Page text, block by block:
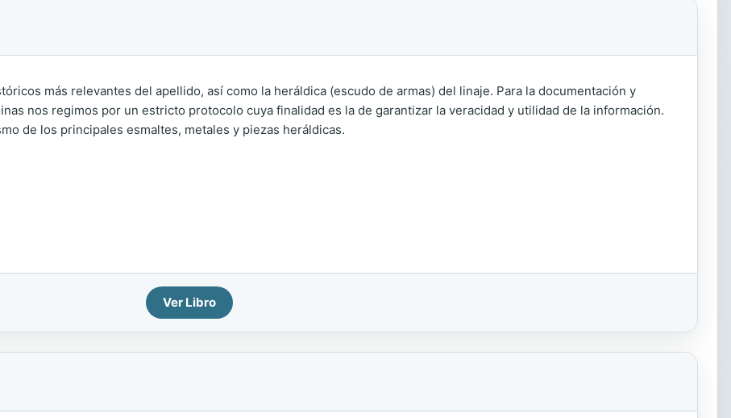
más relevantes del apellido, así como la heráldica (escudo de armas) del linaje. Para la documentación y
nos regimos por un estricto protocolo cuya finalidad es la de garantizar la veracidad y utilidad de la información.
de los principales esmaltes, metales y piezas heráldicas.
Ver Libro